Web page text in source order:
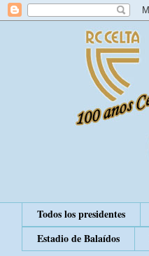
Todos los presidentes
Estadio de Balaídos